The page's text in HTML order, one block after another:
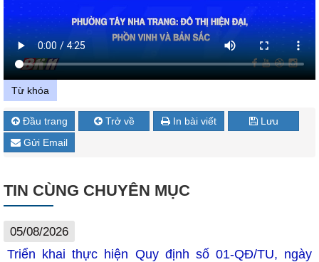
Từ khóa
Đầu trang Trở về In bài viết
Lưu
Gửi Email
TIN CÙNG CHUYÊN MỤC
05/08/2026
Triển khai thực hiện Quy định số 01-QĐ/TU, ngày